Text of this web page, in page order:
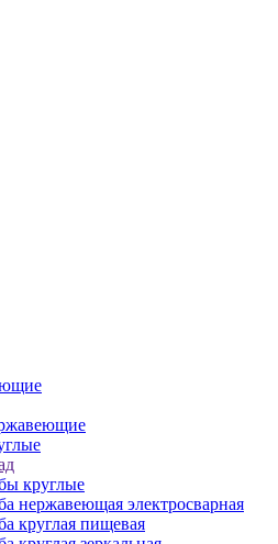
круглые
нержавеющая электросварная
круглая пищевая